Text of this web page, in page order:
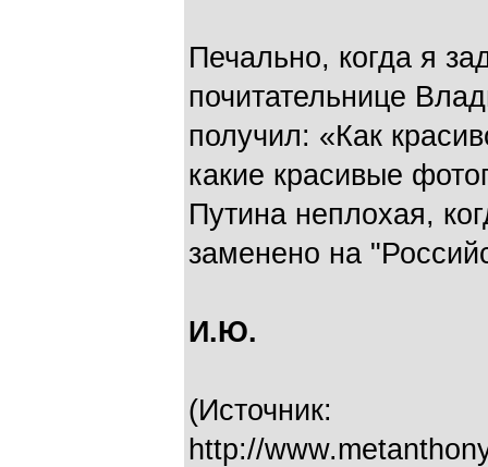
Печально, когда я
почитательнице
получил: «Как
какие красивые
Путина неплохая,
заменено на
И.Ю.
(Источник:
http://